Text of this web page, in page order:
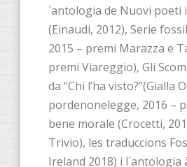
´antologia de Nuovi poeti
(Einaudi, 2012), Serie
2015 – premi Marazza e
premi Viareggio), Gli
da “Chi l’ha visto?”(Gialla
pordenonelegge, 2016 –
bene morale (Crocetti,
Trivio), les traduccions
Ireland 2018) i l´antologia